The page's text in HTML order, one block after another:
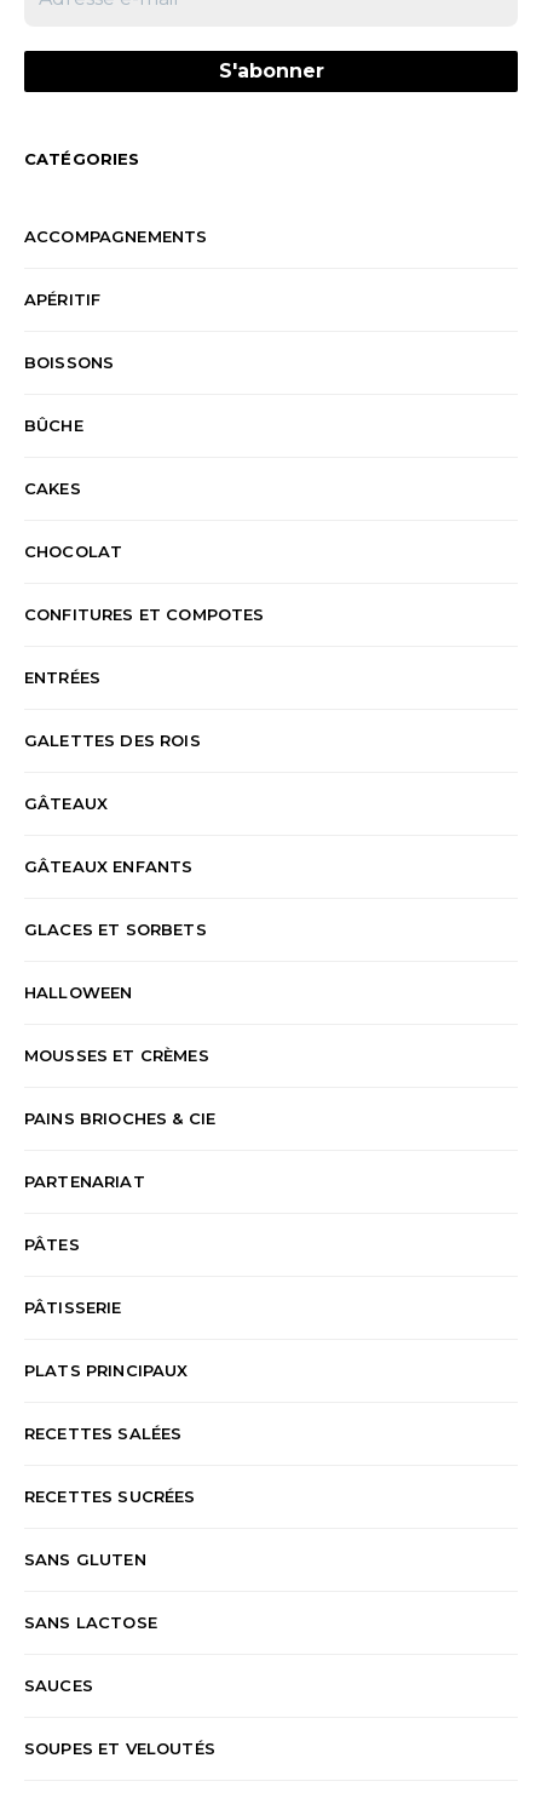
CATÉGORIES
ACCOMPAGNEMENTS
APÉRITIF
BOISSONS
BÛCHE
CAKES
CHOCOLAT
CONFITURES ET COMPOTES
ENTRÉES
GALETTES DES ROIS
GÂTEAUX
GÂTEAUX ENFANTS
GLACES ET SORBETS
HALLOWEEN
MOUSSES ET CRÈMES
PAINS BRIOCHES & CIE
PARTENARIAT
PÂTES
PÂTISSERIE
PLATS PRINCIPAUX
RECETTES SALÉES
RECETTES SUCRÉES
SANS GLUTEN
SANS LACTOSE
SAUCES
SOUPES ET VELOUTÉS